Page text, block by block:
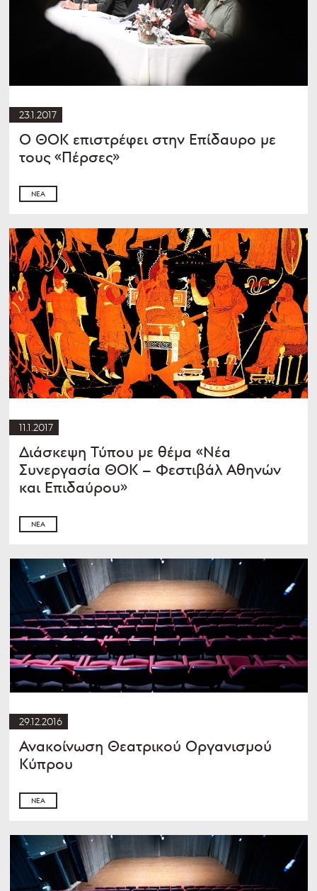
23.1.2017
Ο ΘΟΚ επιστρέφει στην Επίδαυρο με
τους «Πέρσες»
ΝΈΑ
11.1.2017
Διάσκεψη Τύπου με θέμα «Νέα
Συνεργασία ΘΟΚ – Φεστιβάλ Αθηνών
και Επιδαύρου»
ΝΈΑ
29.12.2016
Ανακοίνωση Θεατρικού Οργανισμού
Κύπρου
ΝΈΑ